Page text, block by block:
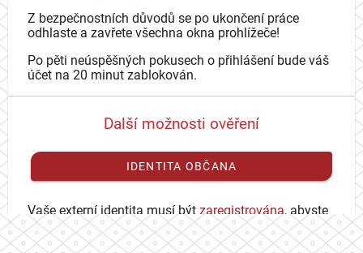
Z bezpečnostních důvodů se po ukončení práce
odhlaste a zavřete všechna okna prohlížeče!
Po pěti neúspěšných pokusech o přihlášení bude váš
účet na 20 minut zablokován.
Další možnosti ověření
IDENTITA OBČANA
Vaše externí identita musí být zaregistrována, abyste
se mohli přihlásit ke svému CAS účtu.